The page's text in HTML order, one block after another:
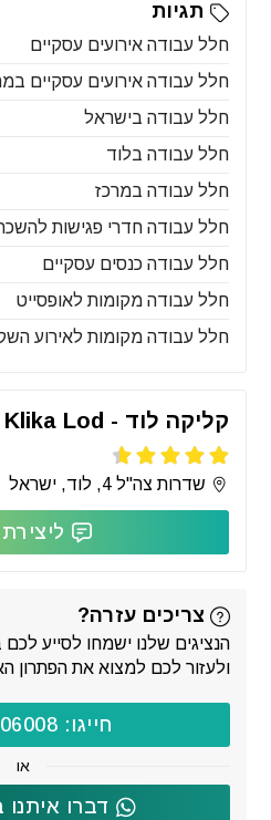
תגיות
חלל עבודה אירועים עסקיים
חלל עבודה אירועים עסקיים
חלל עבודה בישראל
חלל עבודה בלוד
חלל עבודה במרכז
חלל עבודה חדרי פגישות
חלל עבודה כנסים עסקיים
חלל עבודה מקומות לאופסייט
חלל עבודה מקומות לאירוע
קליקה לוד - Klika Lod
שדרות צה"ל 4, לוד, ישראל
צריכים עזרה?
הנציגים שלנו ישמחו לסייע
ולעזור לכם למצוא את הפתרון
חייגו: 073-7606008
או
דברו